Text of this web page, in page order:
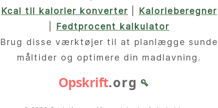
Kcal til kalorier konverter
Kalorieberegner
Fedtprocent kalkulator
Brug disse værktøjer til at planlægge sunde
måltider og optimere din madlavning.
Opskrift.org 🥄